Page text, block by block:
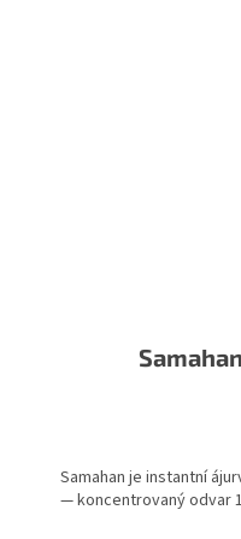
Průměrné hodnocení
Samahan je instantní
— koncentrovaný odvar